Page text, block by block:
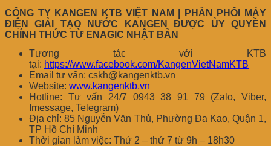
CÔNG TY KANGEN KTB VIỆT NAM | PHÂN PHỐI MÁY
ĐIỆN GIẢI TẠO NƯỚC KANGEN ĐƯỢC ỦY QUYỀN
CHÍNH THỨC TỪ ENAGIC NHẬT BẢN
Tương tác với KTB
tại: https://www.facebook.com/KangenVietNamKTB
Email tư vấn: cskh@kangenktb.vn
Website: www.kangenktb.vn
Hotline: Tư vấn 24/7 0943 38 91 79 (Zalo, Viber,
Imessage, Telegram)
Địa chỉ: 85 Nguyễn Văn Thủ, Phường Đa Kao, Quận 1,
TP Hồ Chí Minh
Thời gian làm việc: Thứ 2 – thứ 7 từ 9h – 18h30